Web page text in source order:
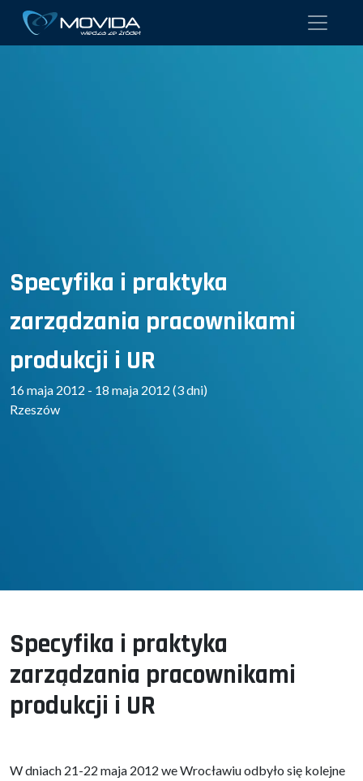
Specyfika i praktyka
zarządzania pracownikami
produkcji i UR
16 maja 2012 - 18 maja 2012 (3 dni)
Rzeszów
Specyfika i praktyka
zarządzania pracownikami
produkcji i UR
W dniach 21-22 maja 2012 we Wrocławiu odbyło się kolejne